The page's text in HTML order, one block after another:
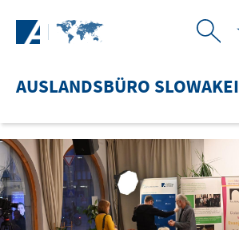
AUSLANDSBÜRO SLOWAKEI